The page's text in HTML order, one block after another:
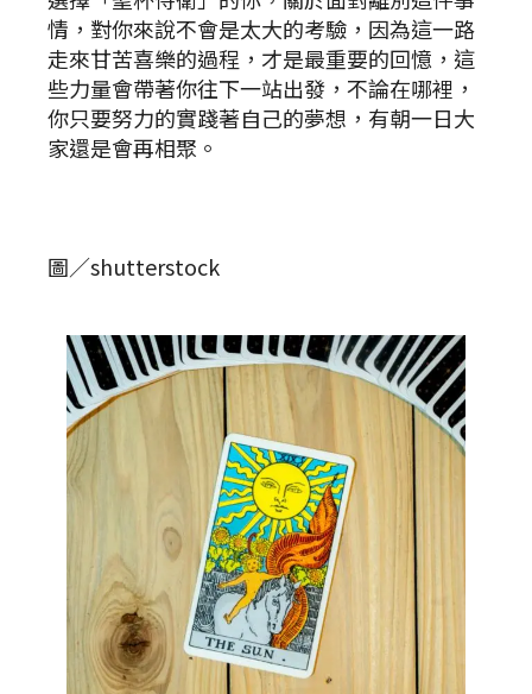
情，對你來說不會是太大的考驗，因為這一路
走來甘苦喜樂的過程，才是最重要的回憶，這
些力量會帶著你往下一站出發，不論在哪裡，
你只要努力的實踐著自己的夢想，有朝一日大
家還是會再相聚。
圖／shutterstock